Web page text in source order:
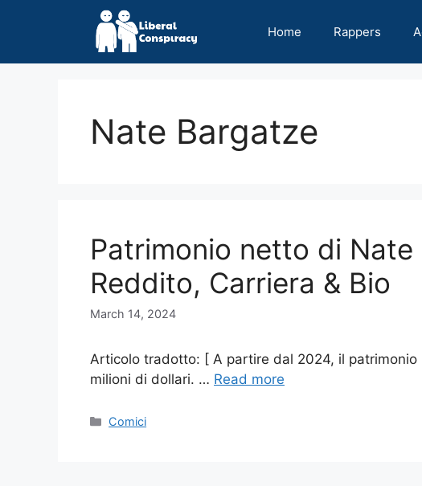
Home Rappers
Nate Bargatze
Patrimonio netto di Nate
Reddito, Carriera & Bio
March 14, 2024
Articolo tradotto: [ A partire dal 2024, il
milioni di dollari. … Read more
Categories
Comici